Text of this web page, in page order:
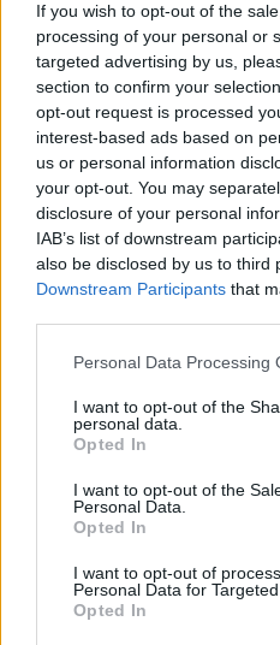
If you wish to opt-out of the
processing of your personal or
targeted advertising by us,
section to confirm your
opt-out request is processed
interest-based ads based on
us or personal information
your opt-out. You may
disclosure of your personal
IAB’s list of downstream
also be disclosed by us to third
Downstream Participants that
Please note that this website/
not limited to your visit or
grant or deny consent to
use your data for below
consent section.
Personal Data Processing
I want to opt-out of the
personal data.
Opted In
I want to opt-out of the
Personal Data.
Opted In
I want to opt-out of
Personal Data for Targeted
Opted In
Alessandro
pieno di timbri,
dopo un incontro al
storie di viaggio in
redazione
l'attenzione al
taccuino logoro
mano.